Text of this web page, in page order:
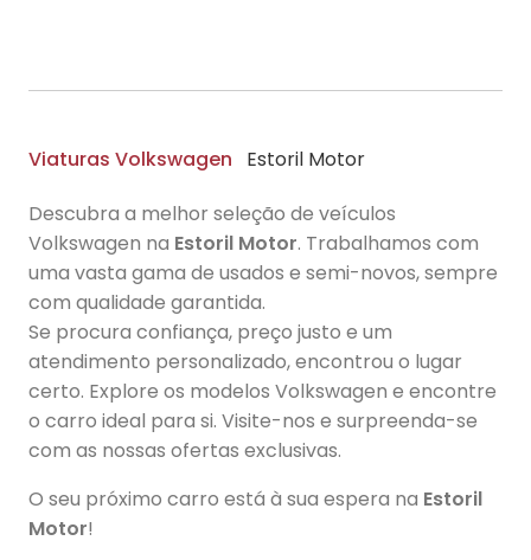
Viaturas Volkswagen
Estoril Motor
Descubra a melhor seleção de veículos
Volkswagen na Estoril Motor. Trabalhamos com
uma vasta gama de usados e semi-novos, sempre
com qualidade garantida.
Se procura confiança, preço justo e um
atendimento personalizado, encontrou o lugar
certo. Explore os modelos Volkswagen e encontre
o carro ideal para si. Visite-nos e surpreenda-se
com as nossas ofertas exclusivas.
O seu próximo carro está à sua espera na Estoril
Motor!